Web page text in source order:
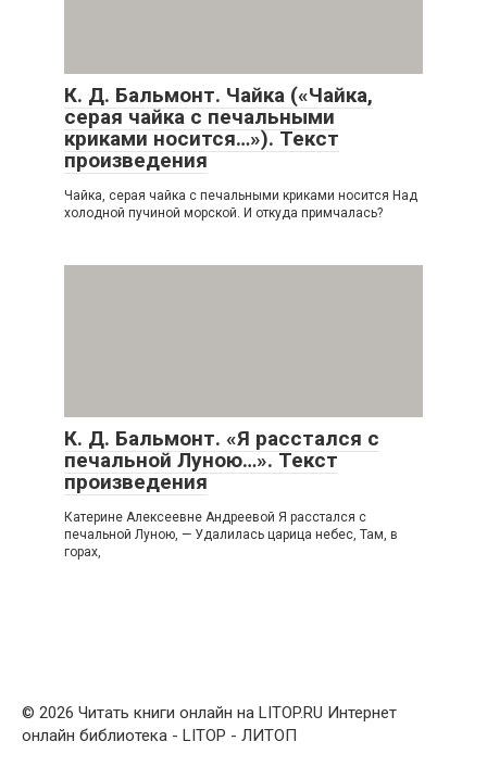
К. Д. Бальмонт. Чайка («Чайка,
серая чайка с печальными
криками носится…»). Текст
произведения
Чайка, серая чайка с печальными криками носится Над
холодной пучиной морской. И откуда примчалась?
К. Д. Бальмонт. «Я расстался с
печальной Луною…». Текст
произведения
Катерине Алексеевне Андреевой Я расстался с
печальной Луною, — Удалилась царица небес, Там, в
горах,
© 2026 Читать книги онлайн на LITOP.RU Интернет
онлайн библиотека - LITOP - ЛИТОП